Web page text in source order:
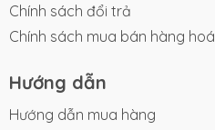
Chính sách đổi trả
Chính sách mua bán hàng hoá
Hướng dẫn
Hướng dẫn mua hàng